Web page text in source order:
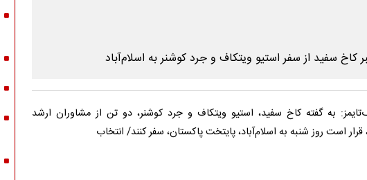
به گفته کاخ سفید، استیو ویتکاف و جرد کوشنر، دو تن از مشاوران ارشد
قرار است روز شنبه به اسلام‌آباد، پایتخت پاکستان، سفر کنند/ انتخاب